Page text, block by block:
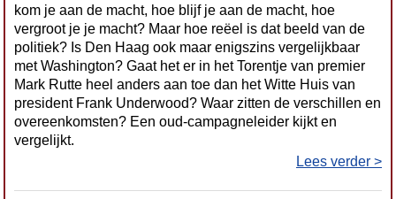
kom je aan de macht, hoe blijf je aan de macht, hoe
vergroot je je macht? Maar hoe reëel is dat beeld van de
politiek? Is Den Haag ook maar enigszins vergelijkbaar
met Washington? Gaat het er in het Torentje van premier
Mark Rutte heel anders aan toe dan het Witte Huis van
president Frank Underwood? Waar zitten de verschillen en
overeenkomsten? Een oud-campagneleider kijkt en
vergelijkt.
Lees verder >